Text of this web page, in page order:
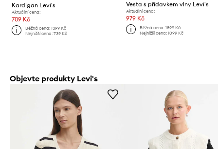
Kardigan Levi's
Aktuální cena:
709 Kč
Běžná cena:1399 Kč
Nejnižší cena:739 Kč
Vesta s přídavkem vlny Levi's
Aktuální cena:
979 Kč
Běžná cena: 1899 Kč
Nejnižší cena: 1099 Kč
Objevte produkty Levi's